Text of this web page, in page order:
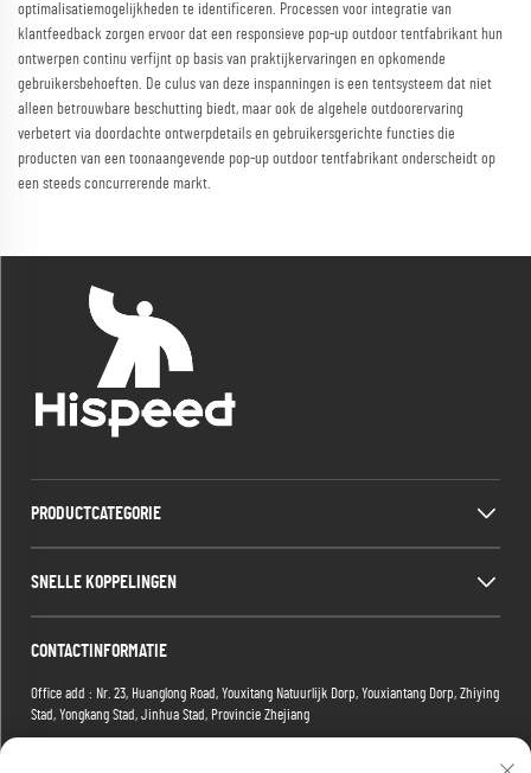
optimalisatiemogelijkheden te identificeren. Processen voor integratie van
klantfeedback zorgen ervoor dat een responsieve pop-up outdoor tentfabrikant hun
ontwerpen continu verfijnt op basis van praktijkervaringen en opkomende
gebruikersbehoeften. De culus van deze inspanningen is een tentsysteem dat niet
alleen betrouwbare beschutting biedt, maar ook de algehele outdoorervaring
verbetert via doordachte ontwerpdetails en gebruikersgerichte functies die
producten van een toonaangevende pop-up outdoor tentfabrikant onderscheidt op
een steeds concurrerende markt.
PRODUCTCATEGORIE
SNELLE KOPPELINGEN
CONTACTINFORMATIE
Office add : Nr. 23, Huanglong Road, Youxitang Natuurlijk Dorp, Youxiantang Dorp, Zhiying
Stad, Yongkang Stad, Jinhua Stad, Provincie Zhejiang